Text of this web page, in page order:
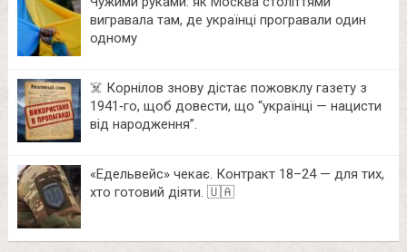
вигравала там, де українці програвали один
одному
☠️ Корнілов знову дістає пожовклу газету з
1941‑го, щоб довести, що “українці — нацисти
від народження”.
«Едельвейс» чекає. Контракт 18–24 — для тих,
хто готовий діяти. 🇺🇦